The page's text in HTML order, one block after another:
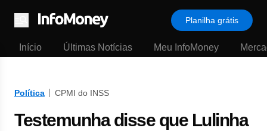
Menu
Planilha grátis
Início Últimas Notícias Meu InfoMoney
Política CPMI do INSS
Testemunha disse que Lulinha